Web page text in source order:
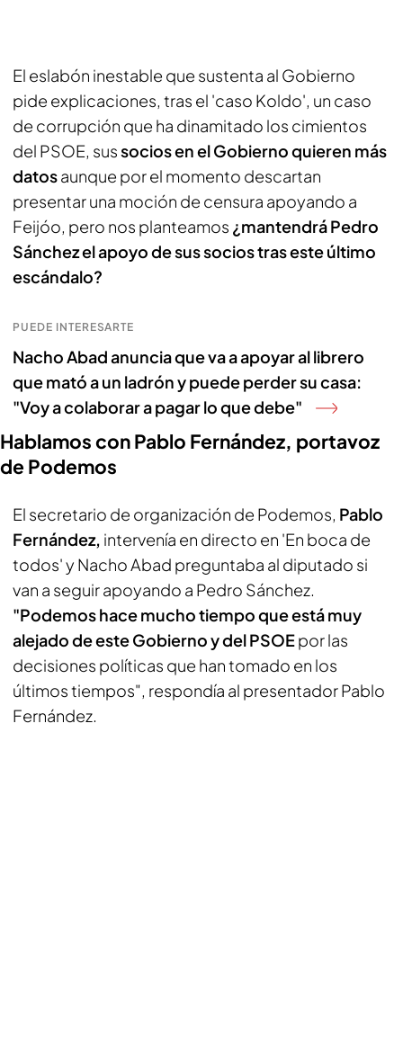
El eslabón inestable que sustenta al Gobierno
pide explicaciones, tras el 'caso Koldo', un caso
de corrupción que ha dinamitado los cimientos
del PSOE, sussocios en el Gobierno quieren más
datosaunque por el momento descartan
presentar una moción de censura apoyando a
Feijóo, pero nos planteamos ¿mantendrá Pedro
Sánchez el apoyo de sus socios tras este último
escándalo?
PUEDE INTERESARTE
Nacho Abad anuncia que va a apoyar al librero
que mató a un ladrón y puede perder su casa:
"Voy a colaborar a pagar lo que debe"
Hablamos con Pablo Fernández, portavoz
de Podemos
El secretario de organización de Podemos, Pablo
Fernández, intervenía en directo en 'En boca de
todos' y Nacho Abad preguntaba al diputado si
van a seguir apoyando a Pedro Sánchez.
"Podemos hace mucho tiempo que está muy
alejado de este Gobierno y del PSOEpor las
decisiones políticas que han tomado en los
últimos tiempos", respondía al presentador Pablo
Fernández.